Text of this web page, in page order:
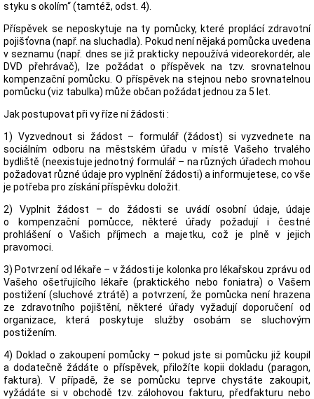
styku s okolím“ (tamtéž, odst. 4).
Příspěvek se neposkytuje na ty pomůcky, které proplácí zdravotní
pojišťovna (např. na sluchadla). Pokud není nějaká pomůcka uvedena
v seznamu (např. dnes se již prakticky nepoužívá videorekordér, ale
DVD přehrávač), lze požádat o příspěvek na tzv. srovnatelnou
kompenzační pomůcku. O příspěvek na stejnou nebo srovnatelnou
pomůcku (viz tabulka) může občan požádat jednou za 5 let.
Jak postupovat při vy říze ní žádosti :
1) Vyzvednout si žádost – formulář (žádost) si vyzvednete na
sociálním odboru na městském úřadu v místě Vašeho trvalého
bydliště (neexistuje jednotný formulář – na různých úřadech mohou
požadovat různé údaje pro vyplnění žádosti) a informujetese, co vše
je potřeba pro získání příspěvku doložit.
2) Vyplnit žádost – do žádosti se uvádí osobní údaje, údaje
o kompenzační pomůcce, některé úřady požadují i čestné
prohlášení o Vašich příjmech a majetku, což je plně v jejich
pravomoci.
3) Potvrzení od lékaře – v žádosti je kolonka pro lékařskou zprávu od
Vašeho ošetřujícího lékaře (praktického nebo foniatra) o Vašem
postižení (sluchové ztrátě) a potvrzení, že pomůcka není hrazena
ze zdravotního pojištění, některé úřady vyžadují doporučení od
organizace, která poskytuje služby osobám se sluchovým
postižením.
4) Doklad o zakoupení pomůcky – pokud jste si pomůcku již koupil
a dodatečně žádáte o příspěvek, přiložíte kopii dokladu (paragon,
faktura). V případě, že se pomůcku teprve chystáte zakoupit,
vyžádáte si v obchodě tzv. zálohovou fakturu, předfakturu nebo